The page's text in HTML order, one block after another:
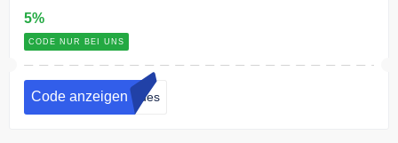
5%
CODE NUR BEI UNS
Code anzeigen odes